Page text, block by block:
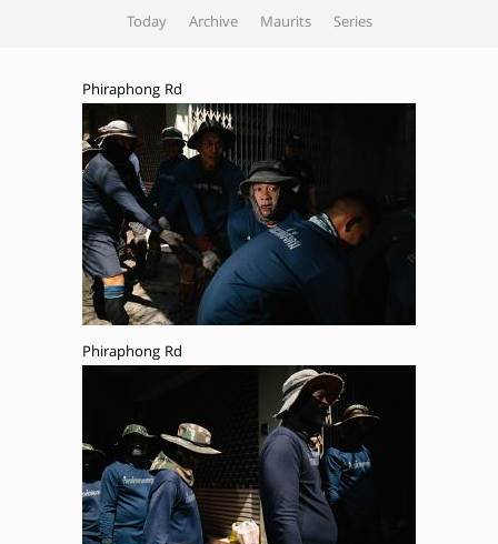
Today Archive Maurits Series
Phiraphong Rd
Phiraphong Rd